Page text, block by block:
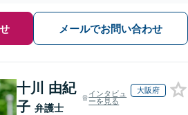
メールでお問い合わせ
十川 由紀
子 弁護士
インタビュ
ーを見る
大阪府